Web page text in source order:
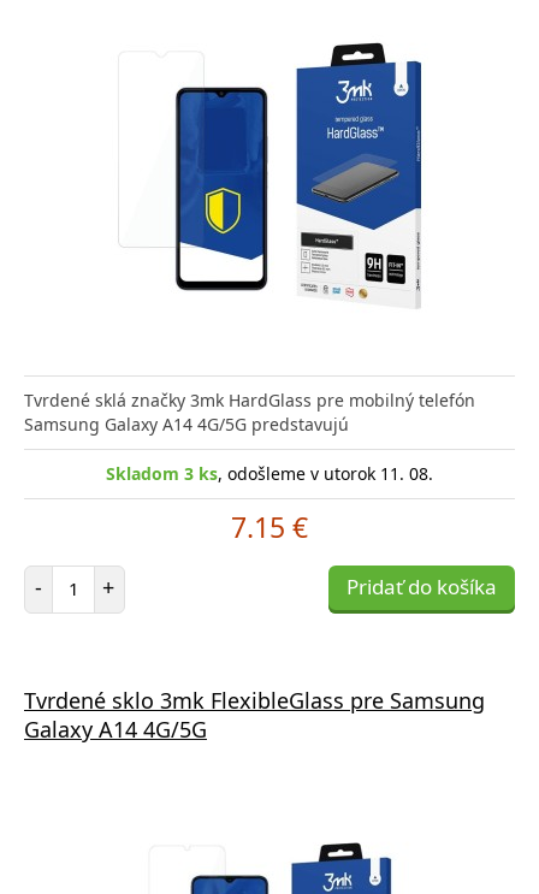
Tvrdené sklá značky 3mk HardGlass pre mobilný telefón
Samsung Galaxy A14 4G/5G predstavujú
Skladom 3 ks, odošleme v utorok 11. 08.
7.15 €
- Počet položiek
+ Pridať do košíka
Tvrdené sklo 3mk FlexibleGlass pre Samsung
Galaxy A14 4G/5G